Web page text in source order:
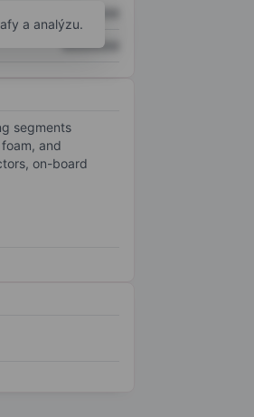
XXXXXXX
a analýzu.
segments
and
on-board